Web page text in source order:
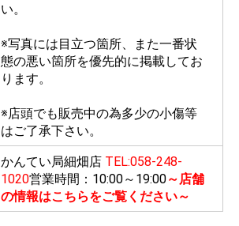
い。
※写真には目立つ箇所、また一番状
態の悪い箇所を優先的に掲載してお
ります。
※店頭でも販売中の為多少の小傷等
はご了承下さい。
かんてい局細畑店 TEL:058-248-
1020営業時間：10:00～19:00～店舗
の情報はこちらをご覧ください～